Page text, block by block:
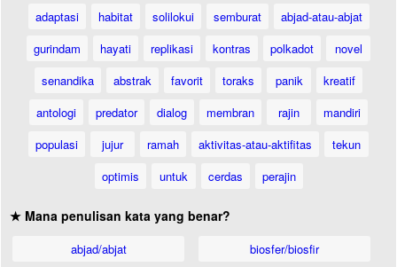
adaptasi
habitat solilokui semburat
abjad-atau-abjat
gurindam
hayati replikasi kontras polkadot
novel
senandika
abstrak favorit toraks panik
kreatif
antologi
predator dialog membran rajin
mandiri
populasi
jujur ramah aktivitas-atau-aktifitas
tekun
optimis
untuk cerdas perajin
★ Mana penulisan kata yang benar?
abjad/abjat
biosfer/biosfir